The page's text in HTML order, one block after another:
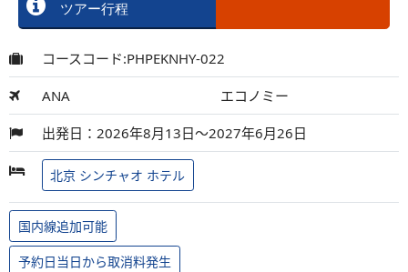
ツアー行程
コースコード:PHPEKNHY-022
ANA エコノミー
出発日：2026年8月13日～2027年6月26日
北京 シンチャオ ホテル
国内線追加可能
予約日当日から取消料発生